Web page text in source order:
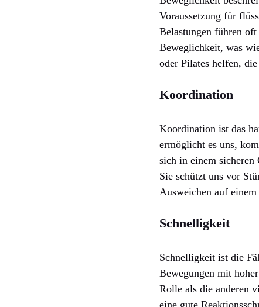
Voraussetzung für
Belastungen führen
Beweglichkeit, was
oder Pilates helfen,
Koordination
Koordination ist das
ermöglicht es uns,
sich in einem
Sie schützt uns vor
Ausweichen auf
Schnelligkeit
Schnelligkeit ist die
Bewegungen mit
Rolle als die anderen
eine gute